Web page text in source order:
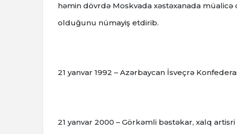
həmin dövrdə Moskvada xəstəxanada
olduğunu nümayiş etdirib.
21 yanvar 1992 – Azərbaycan İsveçrə
21 yanvar 2000 – Görkəmli bəstəkar, xalq